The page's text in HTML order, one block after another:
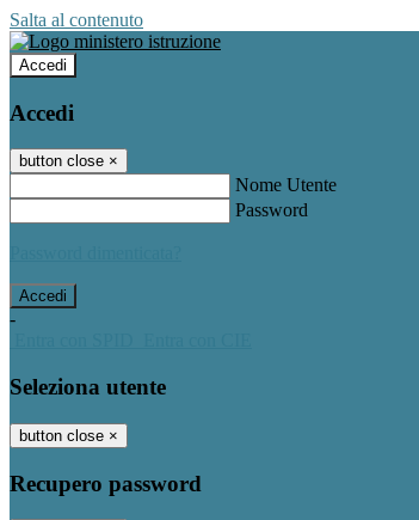
Salta al contenuto
Accedi
Accedi
button close ×
Nome Utente
Password
-
Seleziona utente
button close ×
Recupero password